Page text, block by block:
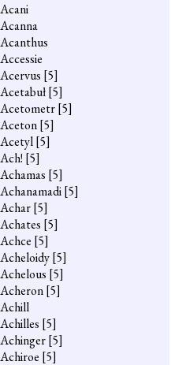
Acani
Acanna
Acanthus
Accessie
Acervus [5]
Acetabuł[5]
Acetometr[5]
Aceton[5]
Acetyl[5]
Ach! [5]
Achamas [5]
Achanamadi[5]
Achar[5]
Achates [5]
Achce [5]
Acheloidy[5]
Achelous [5]
Acheron[5]
Achill
Achilles [5]
Achinger[5]
Achiroe [5]